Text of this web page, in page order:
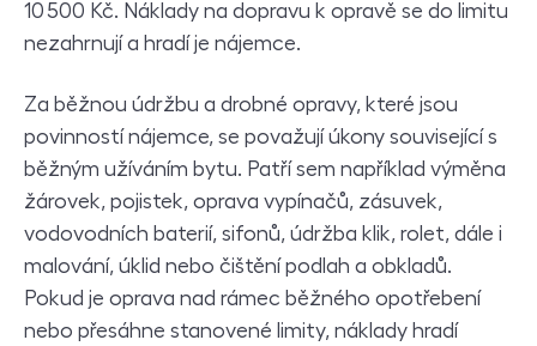
10 500 Kč. Náklady na dopravu k opravě se do limitu
nezahrnují a hradí je nájemce.
Za běžnou údržbu a drobné opravy, které jsou
povinností nájemce, se považují úkony související s
běžným užíváním bytu. Patří sem například výměna
žárovek, pojistek, oprava vypínačů, zásuvek,
vodovodních baterií, sifonů, údržba klik, rolet, dále i
malování, úklid nebo čištění podlah a obkladů.
Pokud je oprava nad rámec běžného opotřebení
nebo přesáhne stanovené limity, náklady hradí